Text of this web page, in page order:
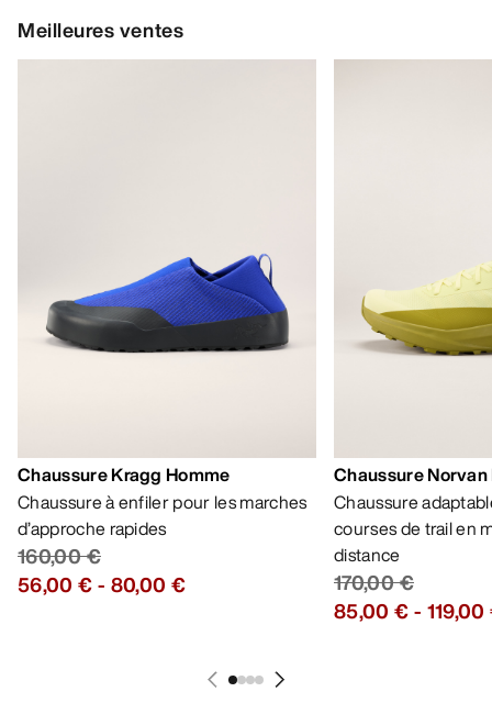
Meilleures ventes
Chaussure Kragg Homme
Chaussure à enfiler pour les marches
d’approche rapides
160,00 €
56,00 €- 80,00 €
Chaussure
Chaussure
courses de trail en
distance
170,00 €
85,00 €-